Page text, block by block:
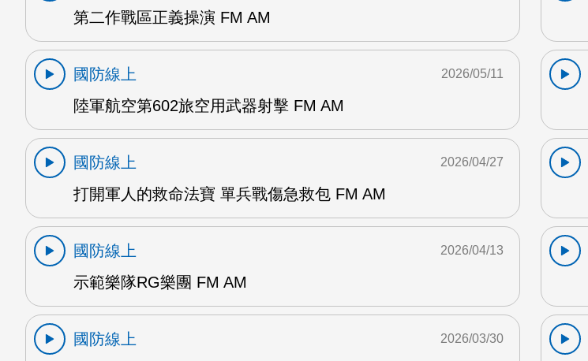
第二作戰區正義操演 FM AM
國防線上
陸軍航空第602旅空用武器射擊 FM AM
2026/05/11
國防線上
打開軍人的救命法寶 單兵戰傷急救包 FM AM
2026/04/27
國防線上
示範樂隊RG樂團 FM AM
2026/04/13
國防線上
2026/03/30